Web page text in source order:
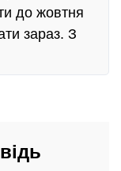
до жовтня
зараз. З